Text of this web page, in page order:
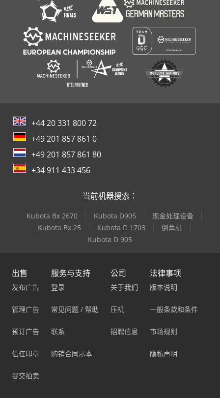
Gildemeister Nef 400
+44 20 331 800 72
+49 201 857 861 0
+49 201 857 861 80
+34 911 433 456
当前机器搜索：
Kubota Bx 2670 Kubota D905
现金处理设备
Kubota Bx 25
Kubota D 1703
倒角机
Kubota D 905
出售
发布广告
管理广告
预订广告
信任印章
提交拍卖
服务与支持
登录
常见问题 / 帮助
联系
购销合同示本
公司
关于我们
压机
招聘信息
法律事项
版本说明
一般条款和条件
市场规则
隐私声明